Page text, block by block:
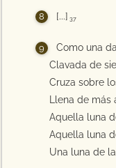
[...] 37
Como una
Clavada de
Cruza sobre
Llena de
Aquella luna
Aquella luna
Una luna de